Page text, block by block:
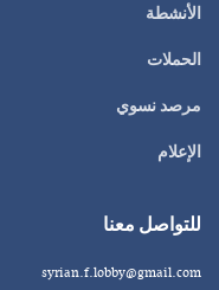
الأنشطة
الحملات
مرصد نسوي
الإعلام
للتواصل معنا
syrian.f.lobby@gmail.com